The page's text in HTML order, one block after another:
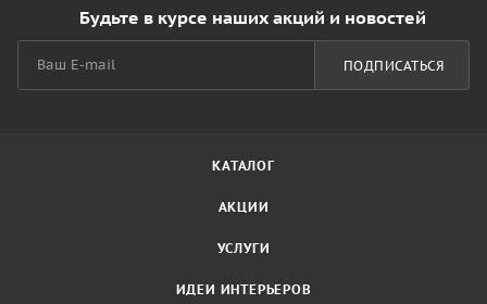
Будьте в курсе наших акций и новостей
ПОДПИСАТЬСЯ
КАТАЛОГ
АКЦИИ
УСЛУГИ
ИДЕИ ИНТЕРЬЕРОВ